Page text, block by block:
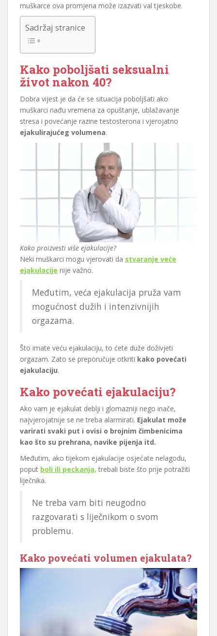
muškarce ova promjena može izazvati val tjeskobe.
Sadržaj stranice
Kako poboljšati seksualni
život nakon 40?
Dobra vijest je da će se situacija poboljšati ako
muškarci nađu vremena za opuštanje, ublažavanje
stresa i povećanje razine testosterona i vjerojatno
ejakulirajućeg volumena.
Kako proizvesti više ejakulacije?
Neki muškarci mogu vjerovati da stvaranje veće
ejakulacije nije važno.
Međutim, veća ejakulacija pruža vam
mogućnost dužih i intenzivnijih
orgazama.
Što imate veću ejakulaciju, to ćete duže doživjeti
orgazam. Zato se preporučuje otkriti kako povećati
ejakulaciju.
Kako povećati ejakulaciju?
Ako vam je ejakulat deblji i glomazniji nego inače,
najvjerojatnije se ne treba alarmirati. Ejakulat može
varirati svaki put i ovisi o brojnim čimbenicima
kao što su prehrana, navike pijenja itd.
Međutim, ako tijekom ejakulacije osjećate nelagodu,
poput boli ili peckanja, trebali biste što prije potražiti
liječnika.
Ne treba vam biti neugodno
razgovarati s liječnikom o svom
problemu.
Kako povećati volumen ejakulata?